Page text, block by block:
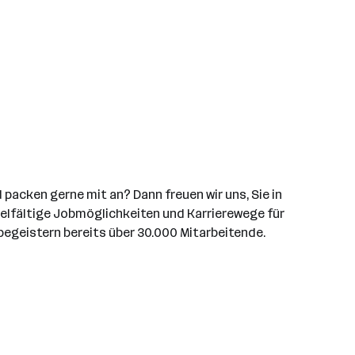
gerne mit an? Dann freuen wir uns, Sie in
Jobmöglichkeiten und Karrierewege für
bereits über 30.000 Mitarbeitende.